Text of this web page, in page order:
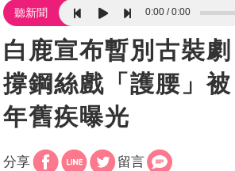
聽新聞 0:00 0:00
白鹿宣布暫別古裝
撐鋼絲戲「護腰」
年舊疾曝光
分享 留言